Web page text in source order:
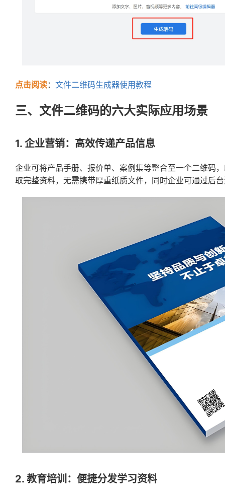
点击阅读： 文件二维码生成器使用教程
三、文件二维码的六大实际应用场景
1. 企业营销：高效传递产品信息
企业可将产品手册、报价单、案例集等整合至一个二维码
取完整资料，无需携带厚重纸质文件，同时企业可通过后
2. 教育培训：便捷分发学习资料